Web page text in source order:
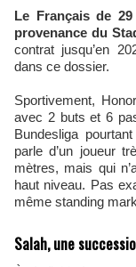
Le Français de
provenance du
contrat jusqu’en
dans ce dossier.
Sportivement,
avec 2 buts et 6
Bundesliga
parle d’un joueur
mètres, mais qui
haut niveau. Pas
même standing
Salah, une